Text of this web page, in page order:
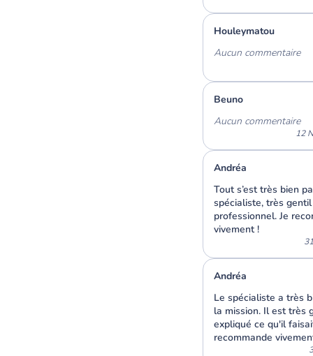
Houleymatou
Aucun commentaire
Beuno
Aucun commentaire
12
Andréa
Tout s’est très bien
spécialiste, très
professionnel. Je
vivement !
Andréa
Le spécialiste a très
la mission. Il est très
expliqué ce qu'il
recommande